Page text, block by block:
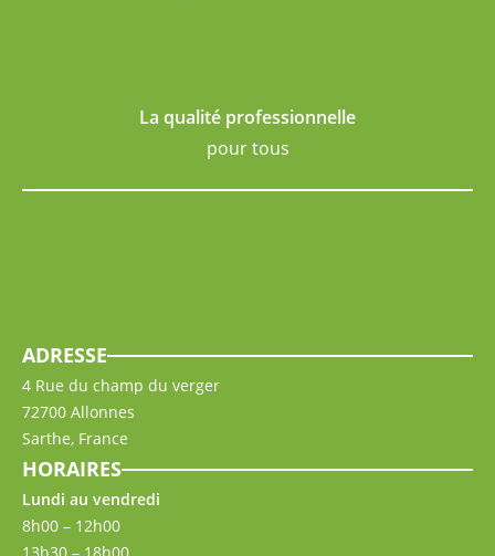
La qualité professionnelle
pour tous
ADRESSE
4 Rue du champ du verger
72700 Allonnes
Sarthe, France
HORAIRES
Lundi au vendredi
8h00 – 12h00